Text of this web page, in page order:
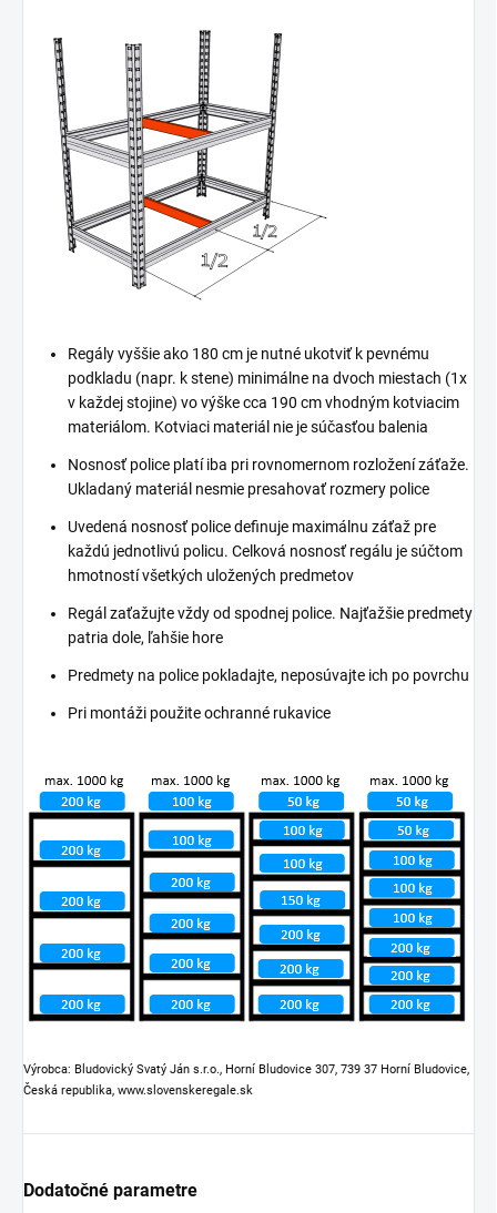
Regály vyššie ako 180 cm je nutné ukotviť k pevnému
podkladu (napr. k stene) minimálne na dvoch miestach (1x
v každej stojine) vo výške cca 190 cm vhodným kotviacim
materiálom. Kotviaci materiál nie je súčasťou balenia
Nosnosť police platí iba pri rovnomernom rozložení záťaže.
Ukladaný materiál nesmie presahovať rozmery police
Uvedená nosnosť police definuje maximálnu záťaž pre
každú jednotlivú policu. Celková nosnosť regálu je súčtom
hmotností všetkých uložených predmetov
Regál zaťažujte vždy od spodnej police. Najťažšie predmety
patria dole, ľahšie hore
Predmety na police pokladajte, neposúvajte ich po povrchu
Pri montáži použite ochranné rukavice
Výrobca: Bludovický Svatý Ján s.r.o., Horní Bludovice 307, 739 37 Horní Bludovice,
Česká republika, www.slovenskeregale.sk
Dodatočné parametre